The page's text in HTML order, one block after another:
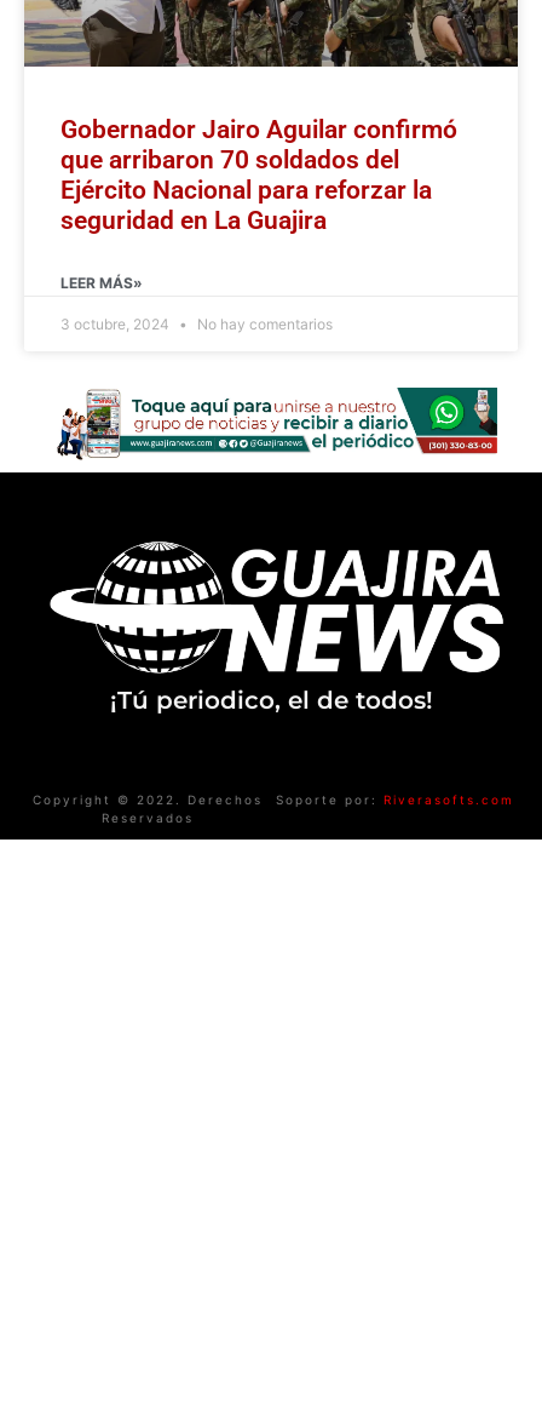
Gobernador Jairo Aguilar confirmó
que arribaron 70 soldados del
Ejército Nacional para reforzar la
seguridad en La Guajira
LEER MÁS»
3 octubre, 2024 No hay comentarios
¡Tú periodico, el de todos!
Copyright © 2022. Derechos
Reservados
Soporte por: Riverasofts.com